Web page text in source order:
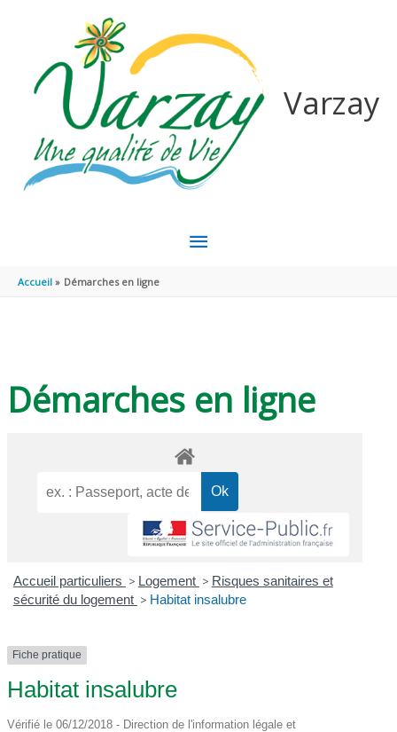
Varzay
MENU
Accueil Démarches en ligne
Démarches en ligne
Accueil particuliers > Logement > Risques sanitaires et
sécurité du logement > Habitat insalubre
Fiche pratique
Habitat insalubre
Vérifié le 06/12/2018 - Direction de l'information légale et